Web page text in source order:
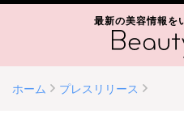
最新の美容情報を
ホーム プレスリリース